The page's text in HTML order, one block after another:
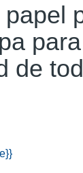
de